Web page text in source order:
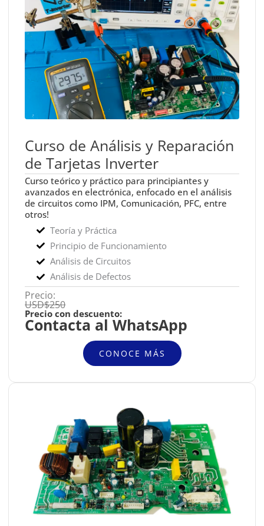
Curso de Análisis y Reparación
de Tarjetas Inverter
Curso teórico y práctico para principiantes y
avanzados en electrónica, enfocado en el análisis
de circuitos como IPM, Comunicación, PFC, entre
otros!
Teoría y Práctica
Principio de Funcionamiento
Análisis de Circuitos
Análisis de Defectos
Precio:
USD$250
Precio con descuento:
Contacta al WhatsApp
CONOCE MÁS